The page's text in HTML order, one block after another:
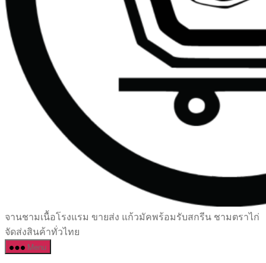
เซรามิค
ครบ
ครัน
จานชามเนื้อโรงแรม ขายส่ง แก้วมัคพร้อมรับสกรีน ชามตราไก่
จัดส่งสินค้าทั่วไทย
Menu